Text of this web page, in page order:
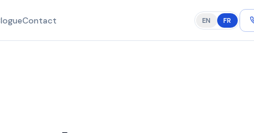
Contact EN FR